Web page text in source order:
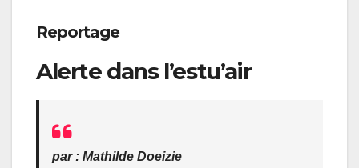
Reportage
Alerte dans l’estu’air
par : Mathilde Doeizie